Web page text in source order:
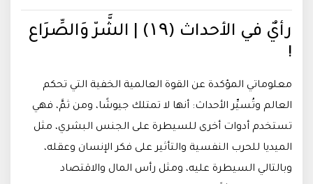
رأيٌ في الأحداث (۱۹) | الشَّرّ وَالصِّرَاع
!
معلوماتي المؤكدة عن القوة العالمية الخفية التي تحكم
العالم وتُسيِّر الأحداث: أنها لا تمتلك جيوشًا، ومن ثمَّ، فهي
تستخدم أدوات أخرى للسيطرة على الجنس البشري، مثل
الميديا للحرب النفسية والتأثير على فكر الإنسان وعقله،
وبالتالي السيطرة عليه، ومثل رأس المال والاقتصاد